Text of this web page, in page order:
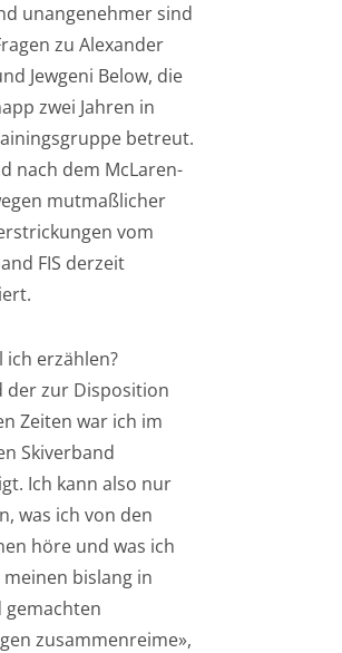
unangenehmer sind
zu Alexander
Jewgeni Below, die
zwei Jahren in
betreut.
nach dem McLaren-
mutmaßlicher
vom
FIS derzeit
ich erzählen?
der zur Disposition
Zeiten war ich im
Skiverband
Ich kann also nur
was ich von den
höre und was ich
bislang in
gemachten
zusammenreime»,